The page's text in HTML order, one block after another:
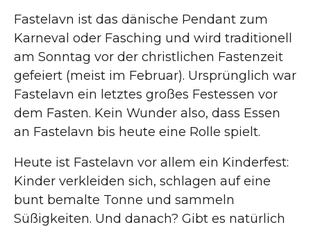
Fastelavn ist das dänische Pendant zum
Karneval oder Fasching und wird traditionell
am Sonntag vor der christlichen Fastenzeit
gefeiert (meist im Februar). Ursprünglich war
Fastelavn ein letztes großes Festessen vor
dem Fasten. Kein Wunder also, dass Essen
an Fastelavn bis heute eine Rolle spielt.
Heute ist Fastelavn vor allem ein Kinderfest:
Kinder verkleiden sich, schlagen auf eine
bunt bemalte Tonne und sammeln
Süßigkeiten. Und danach? Gibt es natürlich